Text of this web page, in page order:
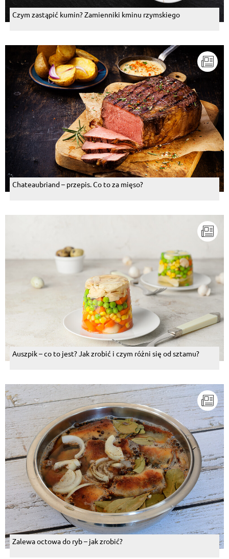
Czym zastąpić kumin? Zamienniki kminu rzymskiego
Chateaubriand – przepis. Co to za mięso?
Auszpik – co to jest? Jak zrobić i czym różni się od sztamu?
Zalewa octowa do ryb – jak zrobić?